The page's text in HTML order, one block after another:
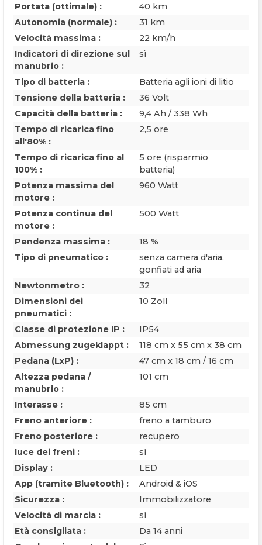
Portata (ottimale) :
40 km
Autonomia (normale) :
31 km
Velocità massima :
22 km/h
Indicatori di direzione sul
manubrio :
sì
Tipo di batteria :
Batteria agli ioni di litio
Tensione della batteria :
36 Volt
Capacità della batteria :
9,4 Ah / 338 Wh
Tempo di ricarica fino
all'80% :
2,5 ore
Tempo di ricarica fino al
100% :
5 ore (risparmio
batteria)
Potenza massima del
motore :
960 Watt
Potenza continua del
motore :
500 Watt
Pendenza massima :
18 %
Tipo di pneumatico :
senza camera d'aria,
gonfiati ad aria
Newtonmetro :
32
Dimensioni dei
pneumatici :
10 Zoll
Classe di protezione IP :
IP54
Abmessung zugeklappt :
118 cm x 55 cm x 38 cm
Pedana (LxP) :
47 cm x 18 cm / 16 cm
Altezza pedana /
manubrio :
101 cm
Interasse :
85 cm
Freno anteriore :
freno a tamburo
Freno posteriore :
recupero
luce dei freni :
sì
Display :
LED
App (tramite Bluetooth) :
Android & iOS
Sicurezza :
Immobilizzatore
Velocità di marcia :
sì
Età consigliata :
Da 14 anni